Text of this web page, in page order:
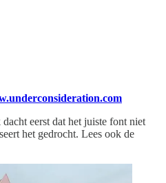
eerst dat het juiste font niet
het gedrocht. Lees ook de